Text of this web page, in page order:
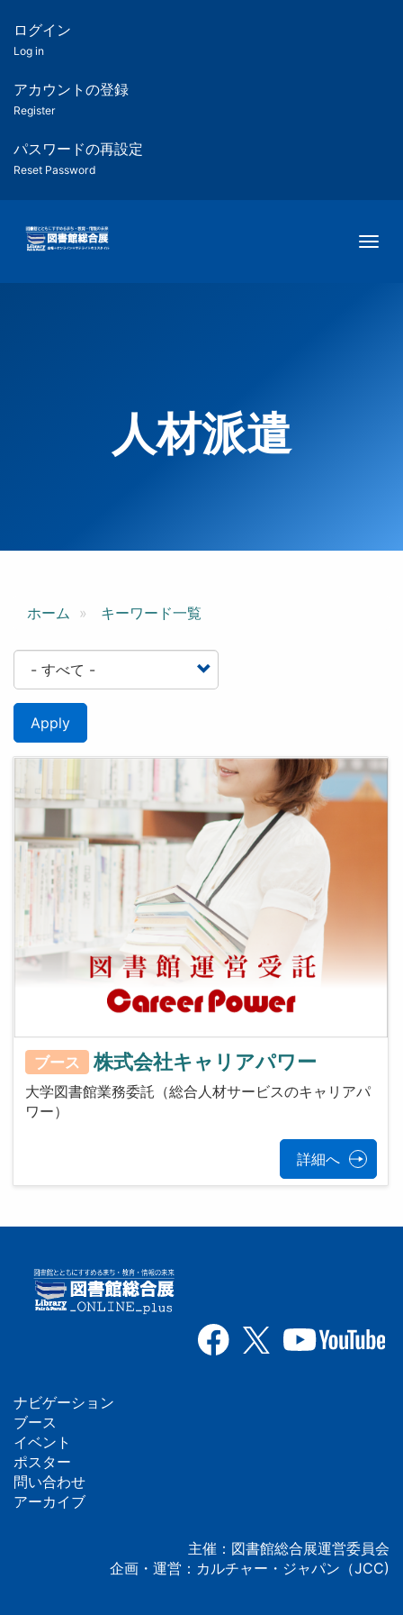
ツ
匿
名
ユ
ー
ー
用
メ
ログイン
Log in
アカウントの登録
Register
パスワードの再設定
Reset Password
人材派遣
ホーム キーワード一覧
Apply
ブース 株式会社キャリアパワー
大学図書館業務委託（総合人材サービスのキャリアパ
ワー）
詳細へ
フ
ッ
タ
ナビゲーション
ブース
イベント
ポスター
問い合わせ
アーカイブ
主催：図書館総合展運営委員会
企画・運営：カルチャー・ジャパン（JCC)